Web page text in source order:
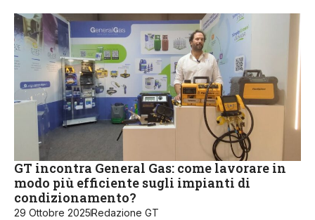
GT incontra General Gas: come lavorare in
modo più efficiente sugli impianti di
condizionamento?
29 Ottobre 2025Redazione GT